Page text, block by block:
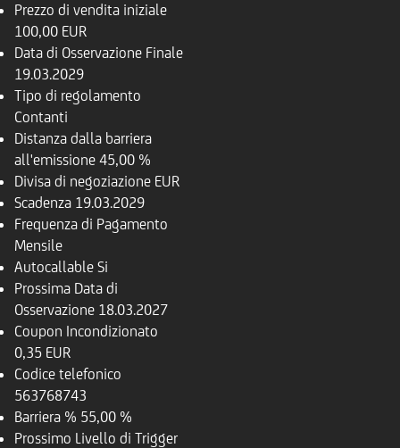
Prezzo di vendita iniziale
100,00 EUR
Data di Osservazione Finale
19.03.2029
Tipo di regolamento
Contanti
Distanza dalla barriera
all'emissione 45,00 %
Divisa di negoziazione EUR
Scadenza 19.03.2029
Frequenza di Pagamento
Mensile
Autocallable Si
Prossima Data di
Osservazione 18.03.2027
Coupon Incondizionato
0,35 EUR
Codice telefonico
563768743
Barriera % 55,00 %
Prossimo Livello di Trigger